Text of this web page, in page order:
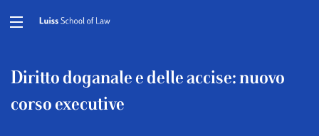
Diritto doganale e delle accise: nuovo
corso executive